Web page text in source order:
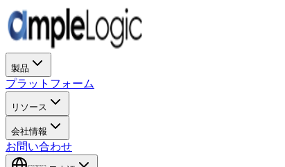
製品
プラットフォーム
リソース
会社情報
お問い合わせ